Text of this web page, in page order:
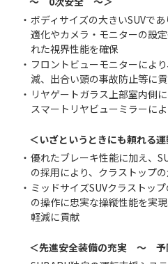
・ ボディサイズの大きいSUVで
適化やカメラ・モニターの設
れた視界性能を確保
・ フロントビューモニターによ
減、出合い頭の事故防止等に
・ リヤゲートガラス上部室内側
スマートリヤビューミラーに
＜いざというときにも頼れ
・ 優れたブレーキ性能に加え、
の採用により、クラストップ
・ ミッドサイズSUVクラストッ
の操作に忠実な操縦性能を実
軽減に貢献
＜先進安全装備の充実 ～